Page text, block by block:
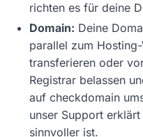
richten es für deine
Domain: Deine
parallel zum
transferieren oder
Registrar belassen
auf checkdomain
unser Support
sinnvoller ist.